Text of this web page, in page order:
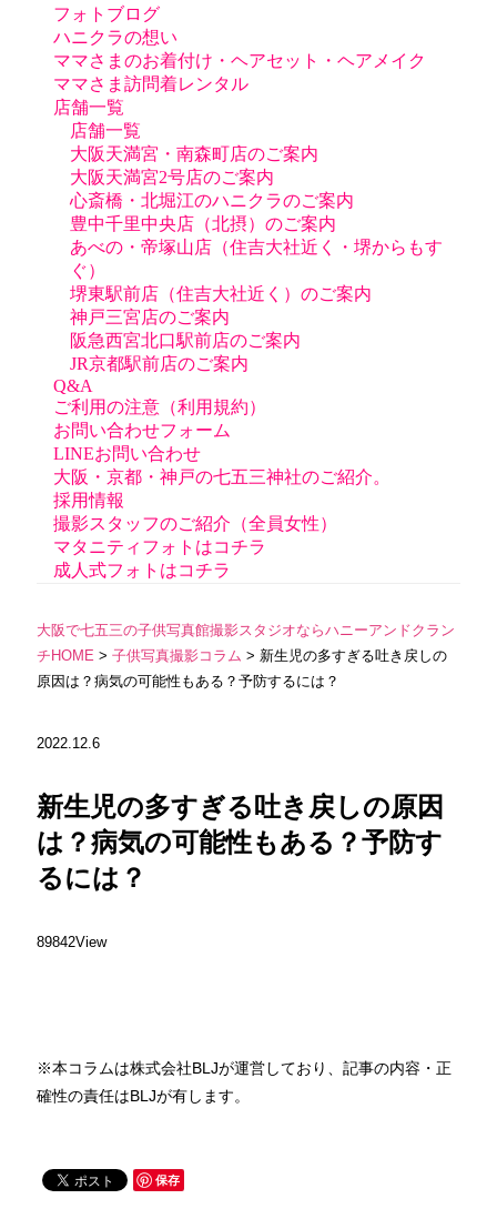
フォトブログ
ハニクラの想い
ママさまのお着付け・ヘアセット・ヘアメイク
ママさま訪問着レンタル
店舗一覧
店舗一覧
大阪天満宮・南森町店のご案内
大阪天満宮2号店のご案内
心斎橋・北堀江のハニクラのご案内
豊中千里中央店（北摂）のご案内
あべの・帝塚山店（住吉大社近く・堺からもす
ぐ）
堺東駅前店（住吉大社近く）のご案内
神戸三宮店のご案内
阪急西宮北口駅前店のご案内
JR京都駅前店のご案内
Q&A
ご利用の注意（利用規約）
お問い合わせフォーム
LINEお問い合わせ
大阪・京都・神戸の七五三神社のご紹介。
採用情報
撮影スタッフのご紹介（全員女性）
マタニティフォトはコチラ
成人式フォトはコチラ
大阪で七五三の子供写真館撮影スタジオならハニーアンドクラン
チHOME > 子供写真撮影コラム > 新生児の多すぎる吐き戻しの
原因は？病気の可能性もある？予防するには？
2022.12.6
新生児の多すぎる吐き戻しの原因
は？病気の可能性もある？予防す
るには？
89842View
※本コラムは株式会社BLJが運営しており、記事の内容・正
確性の責任はBLJが有します。
保存